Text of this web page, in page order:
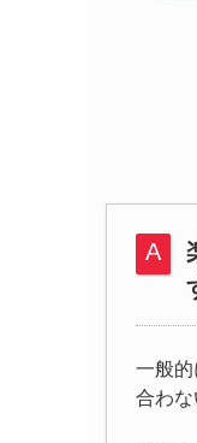
一般的
合わな